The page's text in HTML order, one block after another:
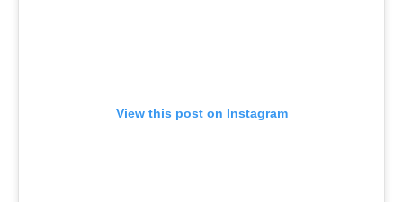
View this post on Instagram